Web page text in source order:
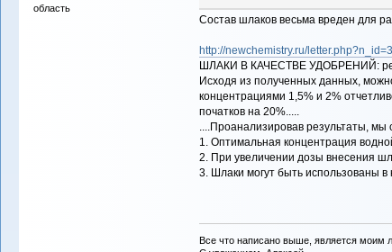
область
Состав шлаков весьма вреден для
http://newchemistry.ru/
ШЛАКИ В КАЧЕСТВЕ УДОБРЕНИЙ:
Исходя из полученных данных,
концентрациями 1,5% и 2%
початков на 20%.....
....Проанализировав результаты, мы
1. Оптимальная концентрация
2. При увеличении дозы внесения
3. Шлаки могут быть использованы в
Все что написано выше, является моим